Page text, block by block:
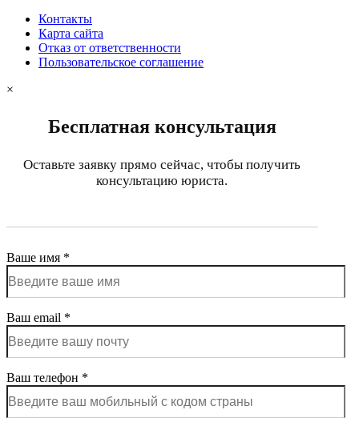
Контакты
Карта сайта
Отказ от ответственности
Пользовательское соглашение
×
Бесплатная консультация
Оставьте заявку прямо сейчас, чтобы получить
консультацию юриста.
Ваше имя *
Ваш email *
Ваш телефон *